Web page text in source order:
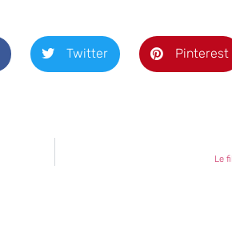
Twitter Pinterest
Le